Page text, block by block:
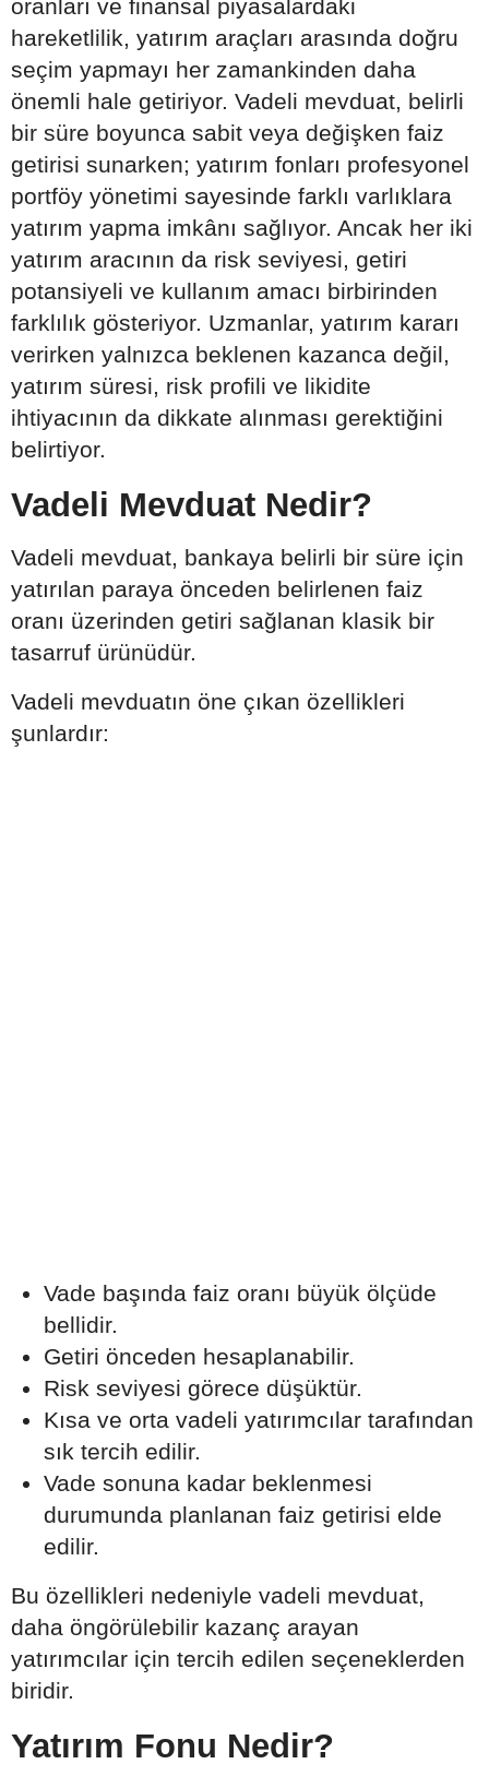
oranları ve finansal piyasalardaki
hareketlilik, yatırım araçları arasında doğru
seçim yapmayı her zamankinden daha
önemli hale getiriyor. Vadeli mevduat, belirli
bir süre boyunca sabit veya değişken faiz
getirisi sunarken; yatırım fonları profesyonel
portföy yönetimi sayesinde farklı varlıklara
yatırım yapma imkânı sağlıyor. Ancak her iki
yatırım aracının da risk seviyesi, getiri
potansiyeli ve kullanım amacı birbirinden
farklılık gösteriyor. Uzmanlar, yatırım kararı
verirken yalnızca beklenen kazanca değil,
yatırım süresi, risk profili ve likidite
ihtiyacının da dikkate alınması gerektiğini
belirtiyor.
Vadeli Mevduat Nedir?
Vadeli mevduat, bankaya belirli bir süre için
yatırılan paraya önceden belirlenen faiz
oranı üzerinden getiri sağlanan klasik bir
tasarruf ürünüdür.
Vadeli mevduatın öne çıkan özellikleri
şunlardır:
Vade başında faiz oranı büyük ölçüde
bellidir.
Getiri önceden hesaplanabilir.
Risk seviyesi görece düşüktür.
Kısa ve orta vadeli yatırımcılar tarafından
sık tercih edilir.
Vade sonuna kadar beklenmesi
durumunda planlanan faiz getirisi elde
edilir.
Bu özellikleri nedeniyle vadeli mevduat,
daha öngörülebilir kazanç arayan
yatırımcılar için tercih edilen seçeneklerden
biridir.
Yatırım Fonu Nedir?